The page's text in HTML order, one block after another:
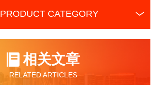
PRODUCT CATEGORY
相关文章
RELATED ARTICLES